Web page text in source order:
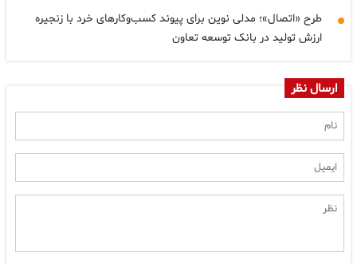
طرح «اتصال»؛ مدلی نوین برای پیوند کسب‌وکارهای خرد با زنجیره
ارزش تولید در بانک توسعه تعاون
ارسال نظر